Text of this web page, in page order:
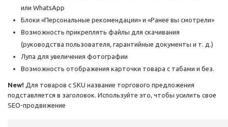
или WhatsApp
Блоки «Персональные рекомендации» и «Ранее вы смотрели»
Возможность прикреплять файлы для скачивания
(руководства пользователя, гарантийные документы и т. д.)
Лупа для увеличения фотографии
Возможность отображения карточки товара с табами и без.
New! Для товаров с SKU название торгового предложения
подставляется в заголовок. Используйте это, чтобы усилить свое
SEO-продвижение